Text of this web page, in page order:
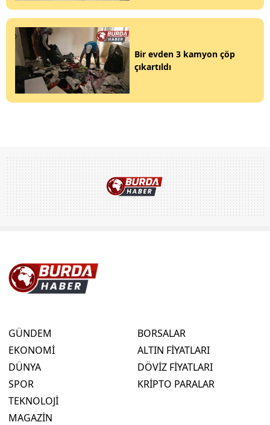
Bir evden 3 kamyon çöp
çıkartıldı
GÜNDEM
EKONOMİ
DÜNYA
SPOR
TEKNOLOJİ
MAGAZİN
BORSALAR
ALTIN FİYATLARI
DÖVİZ FİYATLARI
KRİPTO PARALAR